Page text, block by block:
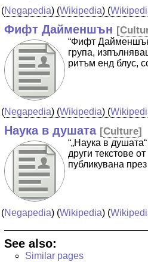
(Negapedia) (Wikipedia) (
Фифт Дайменшън [
“Фифт
група,
ритъм енд блус,
(Negapedia) (Wikipedia) (
Наука в душата [Culture]
“„Наука в
други текстове
публикувана
(Negapedia) (Wikipedia) (
See also:
Similar pages